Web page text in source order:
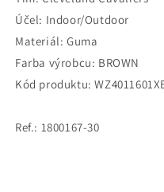
Účel: Indoor/Outdoor
Materiál: Guma
Farba výrobcu: BROWN
Kód produktu:
Ref.: 1800167-30